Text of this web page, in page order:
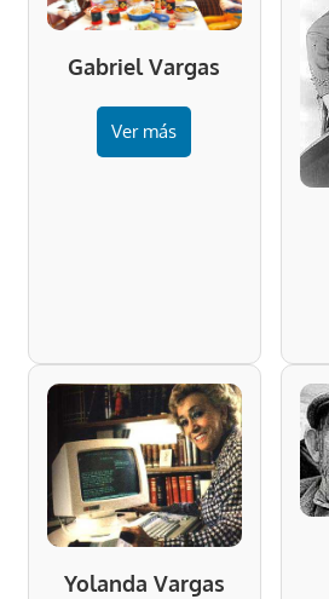
Gabriel Vargas
Ver más
Yolanda Vargas